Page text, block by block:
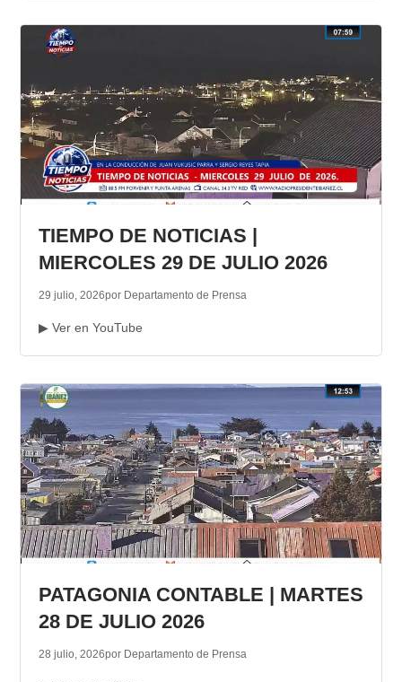
TIEMPO DE NOTICIAS |
MIERCOLES 29 DE JULIO 2026
29 julio, 2026por Departamento de Prensa
▶ Ver en YouTube
PATAGONIA CONTABLE | MARTES
28 DE JULIO 2026
28 julio, 2026por Departamento de Prensa